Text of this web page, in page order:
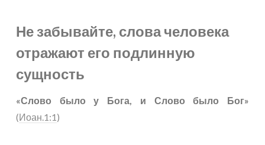
Не забывайте, слова человека
отражают его подлинную
сущность
«Слово было у Бога, и Слово было Бог»
(Иоан.1:1 )